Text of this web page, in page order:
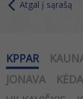
Atgal į sąrašą
KPPAR
JONAVA